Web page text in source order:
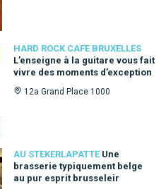
HARD ROCK CAFE BRUXELLES
L’enseigne à la guitare vous fait
vivre des moments d’exception
12a Grand Place 1000
AU STEKERLAPATTE Une
brasserie typiquement belge
au pur esprit brusseleir